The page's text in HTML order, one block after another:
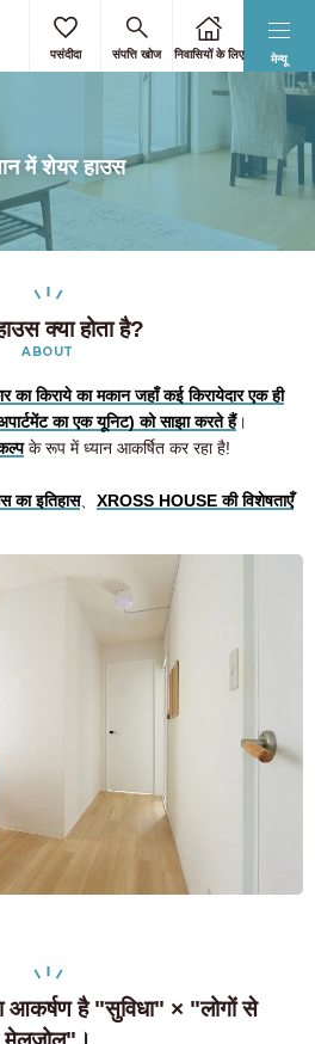
मेन्यू
पसंदीदा संपत्ति खोज निवासियों के लिए
में शेयर हाउस
क्या होता है?
ABOUT
का किराये का मकान जहाँ कई किरायेदार एक ही
का एक यूनिट) को साझा करते हैं।
के रूप में ध्यान आकर्षित कर रहा है!
का इतिहास、 XROSS HOUSE की विशेषताएँ
है "सुविधा" × "लोगों से